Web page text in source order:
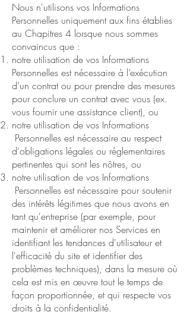
Nous n'utilisons vos Informations
Personnelles uniquement aux fins établies
au Chapitres 4 lorsque nous sommes
convaincus que :
notre utilisation de vos Informations
Personnelles est nécessaire à l’exécution
d’un contrat ou pour prendre des mesures
pour conclure un contrat avec vous (ex.
vous fournir une assistance client), ou
notre utilisation de vos Informations
Personnelles est nécessaire au respect
d'obligations légales ou réglementaires
pertinentes qui sont les nôtres, ou
notre utilisation de vos Informations
Personnelles est nécessaire pour soutenir
des intérêts légitimes que nous avons en
tant qu'entreprise (par exemple, pour
maintenir et améliorer nos Services en
identifiant les tendances d'utilisateur et
l'efficacité du site et identifier des
problèmes techniques), dans la mesure où
cela est mis en œuvre tout le temps de
façon proportionnée, et qui respecte vos
droits à la confidentialité.